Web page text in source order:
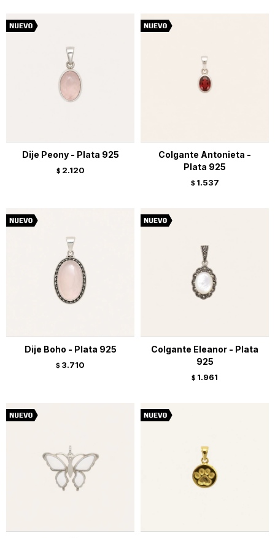
Dije Peony - Plata 925
$ 2.120
Colgante Antonieta -
Plata 925
$ 1.537
Dije Boho - Plata 925
$ 3.710
Colgante Eleanor - Plata
925
$ 1.961